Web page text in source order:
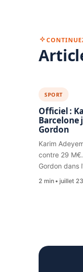
SPORT
Officiel :
Barcelone
Gordon
Karim
contre 29
Gordon dans
2 min juillet